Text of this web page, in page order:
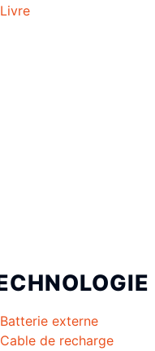
Livre
Batterie externe
Cable de recharge